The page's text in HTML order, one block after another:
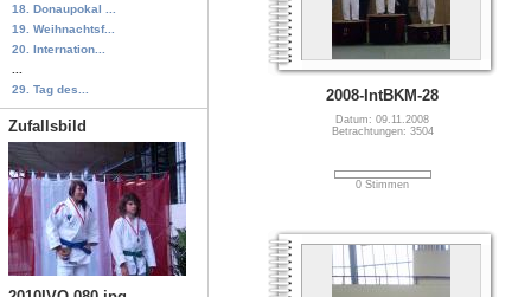
18. Donaupokal ...
19. Weihnachtsf...
20. Internation...
29. Tag des...
Zufallsbild
2008-IntBKM-28
Datum: 09.11.2008
Betrachtungen: 3504
0 Stimmen